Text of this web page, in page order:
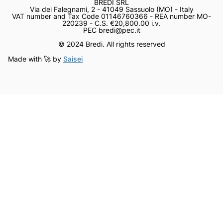
Made with 🚀 by Saisei
BREDI SRL
Via dei Falegnami, 2 - 41049 Sassuolo (MO) - Italy
VAT number and Tax Code 01146760366 - REA number MO-
220239 - C.S. €20,800.00 i.v.
PEC bredi@pec.it
© 2024 Bredi. All rights reserved